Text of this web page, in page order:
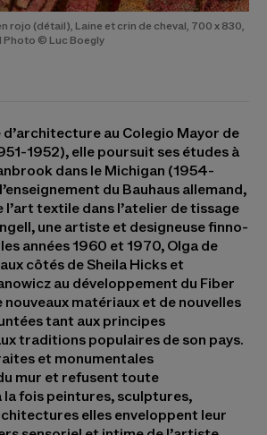
rojo (détail), Laine et crin de cheval, 700 x 830,
Photo © Luc Boegly
au Colegio Mayor de
1952), elle poursuit ses études à
dans le Michigan (1954-
du Bauhaus allemand,
l’art textile dans l’atelier de tissage
une artiste et designeuse finno-
années 1960 et 1970, Olga de
côtés de Sheila Hicks et
au développement du Fiber
matériaux et de nouvelles
tant aux principes
traditions populaires de son pays.
et monumentales
mur et refusent toute
fois peintures, sculptures,
elles enveloppent leur